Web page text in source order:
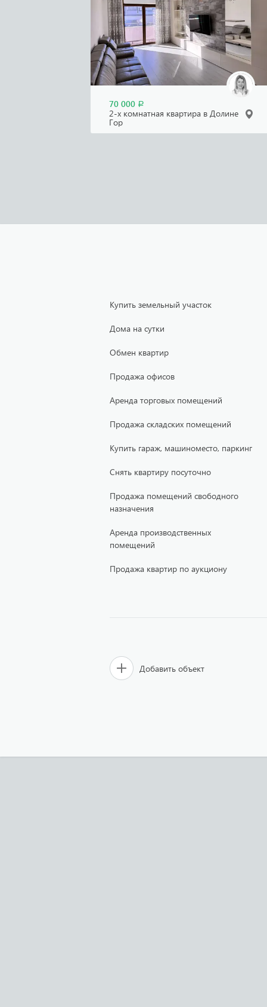
70 000 Р
2-х комнатная квартира в Долине
Гор
Купить земельный участок
Дома на сутки
Обмен квартир
Продажа офисов
Аренда торговых помещений
Продажа складских помещений
Купить гараж, машиноместо, паркинг
Снять квартиру посуточно
Продажа помещений свободного
назначения
Аренда производственных
помещений
Продажа квартир по аукциону
Добавить объект